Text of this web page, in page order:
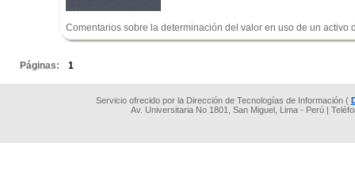
Comentarios sobre la determinación del valor en uso de un activo
Páginas: 1
Servicio ofrecido por la Dirección de Tecnologías de Información (
Av. Universitaria No 1801, San Miguel, Lima - Perú |